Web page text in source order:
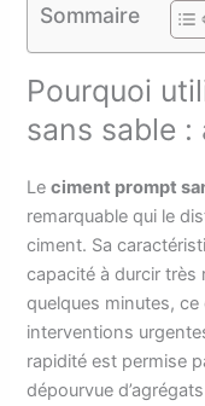
Sommaire
Pourquoi
sans sable
Leciment prompt
remarquable qui le
ciment. Sa
capacité à durcir très
quelques minutes,
interventions
rapidité est permise
dépourvue